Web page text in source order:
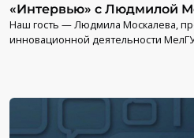
«Интервью» с Людмилой
Наш гость — Людмила Москалева,
инновационной деятельности